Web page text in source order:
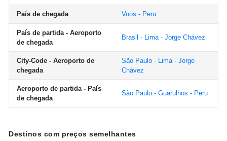
País de chegada Voos - Peru
País de partida - Aeroporto
de chegada
Brasil - Lima - Jorge Chávez
City-Code - Aeroporto de
chegada
São Paulo - Lima - Jorge
Chávez
Aeroporto de partida - País
de chegada
São Paulo - Guarulhos - Peru
Destinos com preços semelhantes